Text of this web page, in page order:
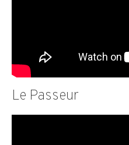
Le Passeur